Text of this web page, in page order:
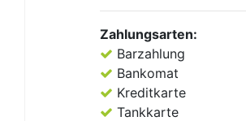
Zahlungsarten:
Barzahlung
Bankomat
Kreditkarte
Tankkarte